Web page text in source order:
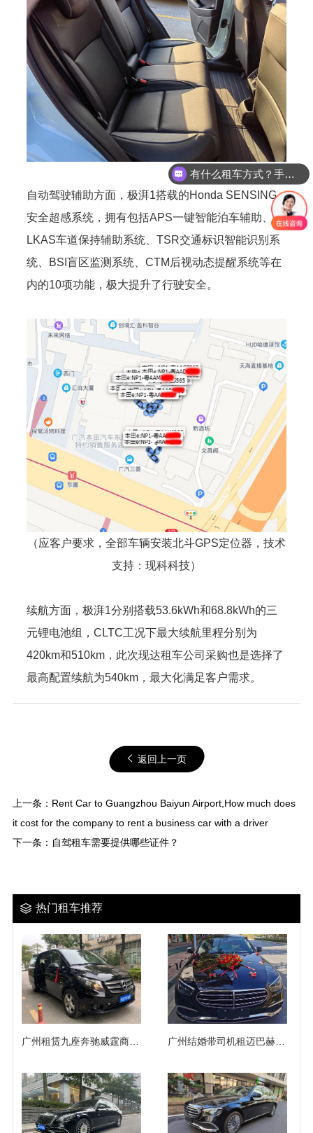
自动驾驶辅助方面，极湃1搭载的Honda SENSING
安全超感系统，拥有包括APS一键智能泊车辅助、
LKAS车道保持辅助系统、TSR交通标识智能识别系
统、BSI盲区监测系统、CTM后视动态提醒系统等在
内的10项功能，极大提升了行驶安全。
（应客户要求，全部车辆安装北斗GPS定位器，技术
支持： 现科科技）
续航方面，极湃1分别搭载53.6kWh和68.8kWh的三
元锂电池组，CLTC工况下最大续航里程分别为
420km和510km，此次现达租车公司采购也是选择了
最高配置续航为540km，最大化满足客户需求。
返回上一页
上一条： Rent Car to Guangzhou Baiyun Airport,How much does
it cost for the company to rent a business car with a driver
下一条： 自驾租车需要提供哪些证件？
热门租车推荐
广州租赁九座奔驰威霆商务车队出租带司机包天（9座）
有什么租车方式？手续麻烦吗？
公司都有什么车型？